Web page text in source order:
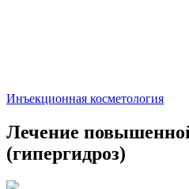
Инъекционная косметология
Лечение
(гипергидроз)